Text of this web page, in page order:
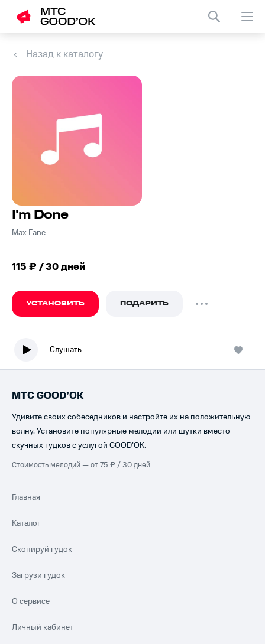
Назад к каталогу
I'm Done
Max Fane
115 ₽ / 30 дней
УСТАНОВИТЬ ПОДАРИТЬ
Слушать
МТС GOOD’OK
Удивите своих собеседников и настройте их на положительную
волну. Установите популярные мелодии или шутки вместо
скучных гудков с услугой GOOD’OK.
Стоимость мелодий — от 75 ₽ / 30 дней
Главная
Каталог
Скопируй гудок
Загрузи гудок
О сервисе
Личный кабинет